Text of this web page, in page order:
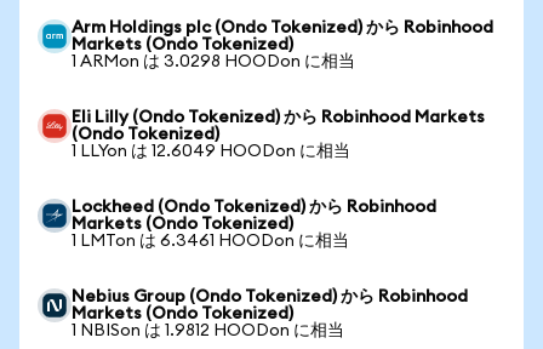
Arm Holdings plc (Ondo Tokenized) から Robinhood
Markets (Ondo Tokenized)
1 ARMon は 3.0298 HOODon に相当
Eli Lilly (Ondo Tokenized) から Robinhood Markets
(Ondo Tokenized)
1 LLYon は 12.6049 HOODon に相当
Lockheed (Ondo Tokenized) から Robinhood
Markets (Ondo Tokenized)
1 LMTon は 6.3461 HOODon に相当
Nebius Group (Ondo Tokenized) から Robinhood
Markets (Ondo Tokenized)
1 NBISon は 1.9812 HOODon に相当